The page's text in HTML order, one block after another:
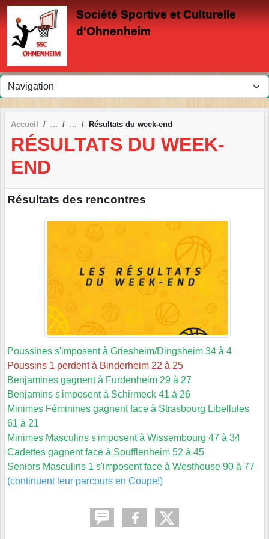
Société Sportive et Culturelle
d'Ohnenheim
Accueil Résultats du week-end
RÉSULTATS DU WEEK-
END
Résultats des rencontres
Poussines s'imposent à Griesheim/Dingsheim 34 à 4
Poussins 1 perdent à Binderheim 22 à 25
Benjamines gagnent à Furdenheim 29 à 27
Benjamins s'imposent à Schirmeck 41 à 26
Minimes Féminines gagnent face à Strasbourg Libellules
61 à 21
Minimes Masculins s'imposent à Wissembourg 47 à 34
Cadettes gagnent face à Soufflenheim 52 à 45
Seniors Masculins 1 s'imposent face à Westhouse 90 à 77
(continuent leur parcours en Coupe!)
Panneau de gestion des cookies